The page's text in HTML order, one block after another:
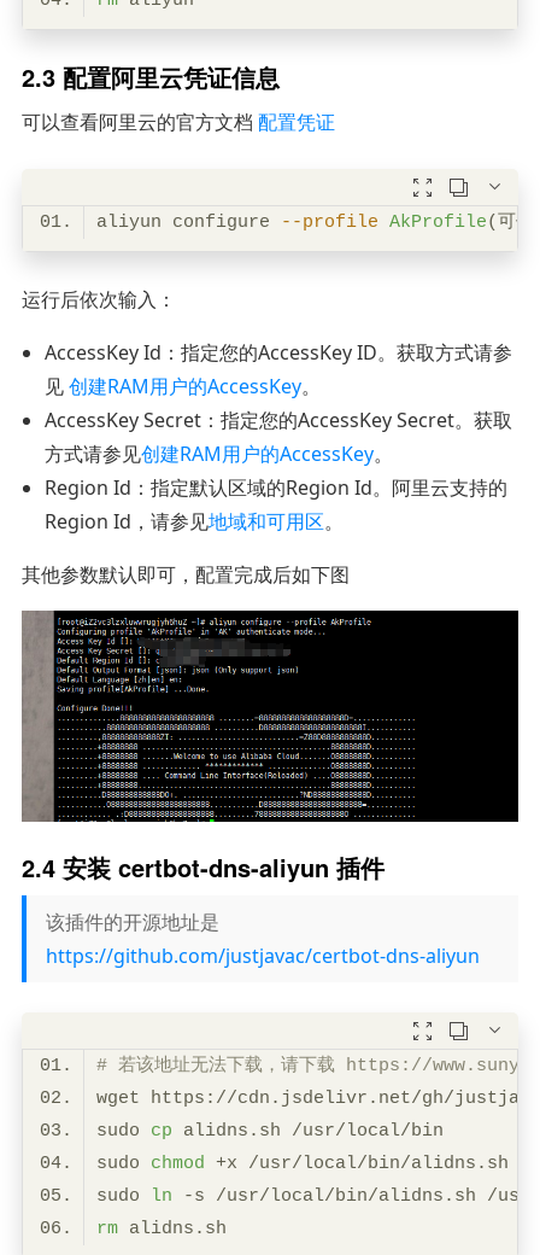
2.3 配置阿里云凭证信息
可以查看阿里云的官方文档 配置凭证
aliyun configure --profile AkProfile
  
运行后依次输入：
AccessKey Id：指定您的AccessKey ID。获取方式请参
见创建RAM用户的AccessKey。
AccessKey Secret：指定您的AccessKey Secret。获取
方式请参见创建RAM用户的AccessKey。
Region Id：指定默认区域的Region Id。阿里云支持的
Region Id，请参见地域和可用区。
其他参数默认即可，配置完成后如下图
2.4 安装 certbot-dns-aliyun 插件
该插件的开源地址是
https://github.com/justjavac/certbot-dns-aliyun
# 若该地址无法下载，请下载 https://
sudo cp
sudo chmod
sudo
ln
rm
  